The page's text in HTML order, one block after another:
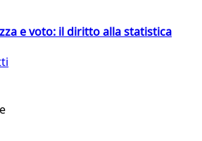
e voto: il diritto alla statistica